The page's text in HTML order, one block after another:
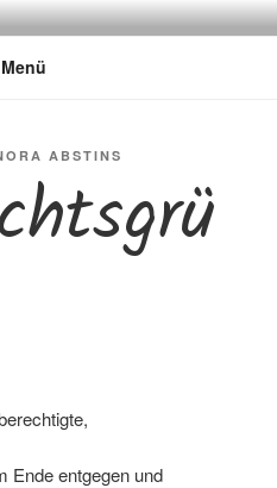
Menü
ABSTINS
Ende entgegen und